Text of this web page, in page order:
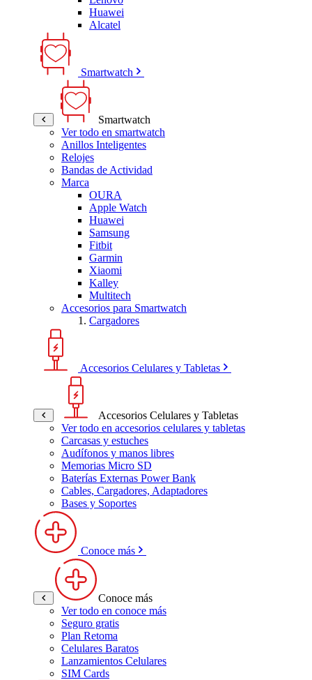
Huawei
Alcatel
Smartwatch
Smartwatch
Ver todo en smartwatch
Anillos Inteligentes
Relojes
Bandas de Actividad
Marca
OURA
Apple Watch
Huawei
Samsung
Fitbit
Garmin
Xiaomi
Kalley
Multitech
Accesorios para Smartwatch
Cargadores
Accesorios Celulares y Tabletas
Accesorios Celulares y Tabletas
Ver todo en accesorios celulares y tabletas
Carcasas y estuches
Audífonos y manos libres
Memorias Micro SD
Baterías Externas Power Bank
Cables, Cargadores, Adaptadores
Bases y Soportes
Conoce más
Conoce más
Ver todo en conoce más
Seguro gratis
Plan Retoma
Celulares Baratos
Lanzamientos Celulares
SIM Cards